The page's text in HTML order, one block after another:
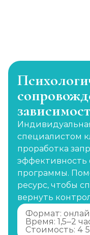
специалистом
проработка
эффективность
программы.
ресурс, чтобы
вернуть
Формат:
Время: 1,5–2
Стоимость: 4